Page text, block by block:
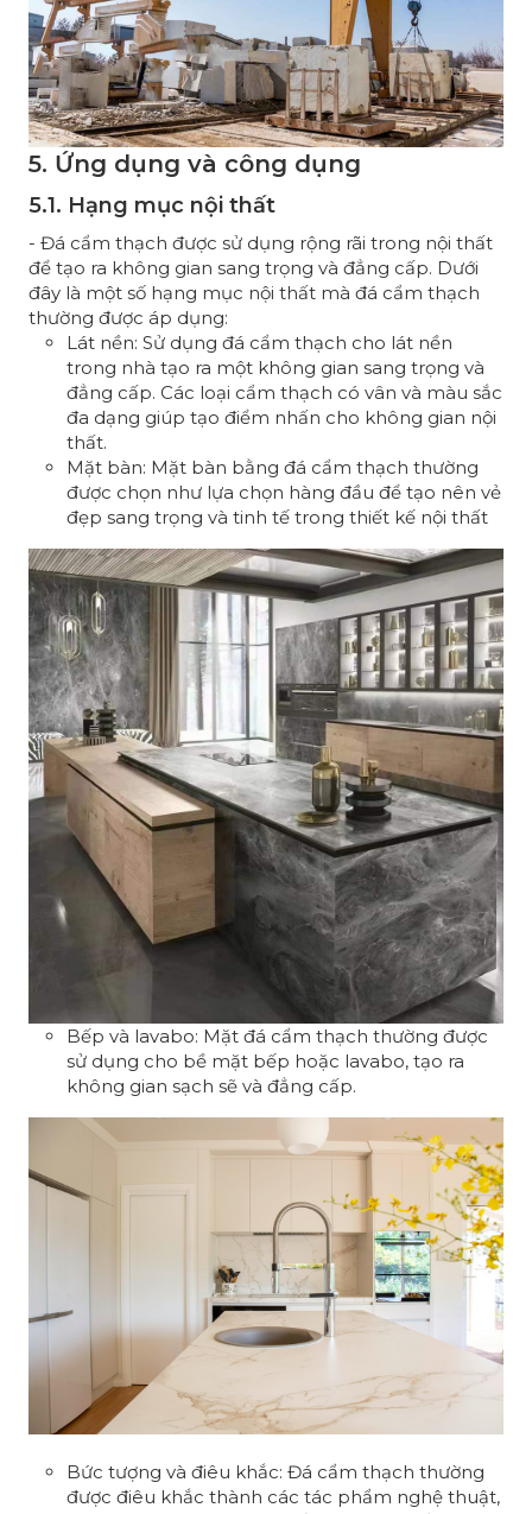
5. Ứng dụng và công dụng
5.1. Hạng mục nội thất
- Đá cẩm thạch được sử dụng rộng rãi trong nội thất
để tạo ra không gian sang trọng và đẳng cấp. Dưới
đây là một số hạng mục nội thất mà đá cẩm thạch
thường được áp dụng:
Lát nền: Sử dụng đá cẩm thạch cho lát nền
trong nhà tạo ra một không gian sang trọng và
đẳng cấp. Các loại cẩm thạch có vân và màu sắc
đa dạng giúp tạo điểm nhấn cho không gian nội
thất.
Mặt bàn: Mặt bàn bằng đá cẩm thạch thường
được chọn như lựa chọn hàng đầu để tạo nên vẻ
đẹp sang trọng và tinh tế trong thiết kế nội thất
Bếp và lavabo: Mặt đá cẩm thạch thường được
sử dụng cho bề mặt bếp hoặc lavabo, tạo ra
không gian sạch sẽ và đẳng cấp.
Bức tượng và điêu khắc: Đá cẩm thạch thường
được điêu khắc thành các tác phẩm nghệ thuật,